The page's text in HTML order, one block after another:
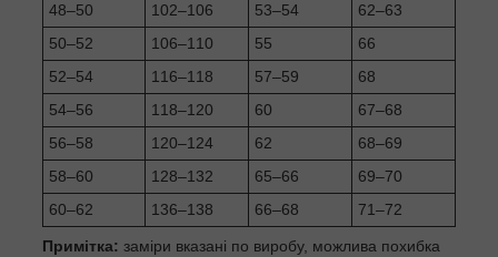
48–50
102–106 53–54
62–63
50–52
106–110 55
66
52–54
116–118 57–59
68
54–56
118–120 60
67–68
56–58
120–124 62
68–69
58–60
128–132 65–66
69–70
60–62
136–138 66–68 71–72
Примітка: заміри вказані по виробу, можлива похибка